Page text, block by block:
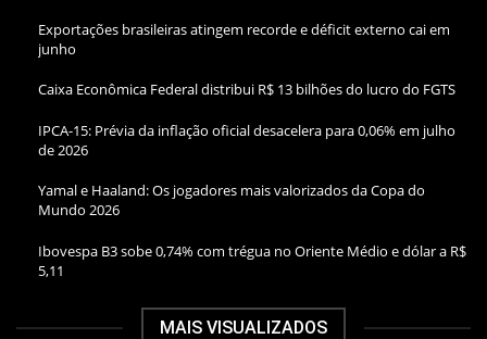
Exportações brasileiras atingem recorde e déficit externo cai em
junho
Caixa Econômica Federal distribui R$ 13 bilhões do lucro do FGTS
IPCA-15: Prévia da inflação oficial desacelera para 0,06% em julho
de 2026
Yamal e Haaland: Os jogadores mais valorizados da Copa do
Mundo 2026
Ibovespa B3 sobe 0,74% com trégua no Oriente Médio e dólar a R$
5,11
MAIS VISUALIZADOS